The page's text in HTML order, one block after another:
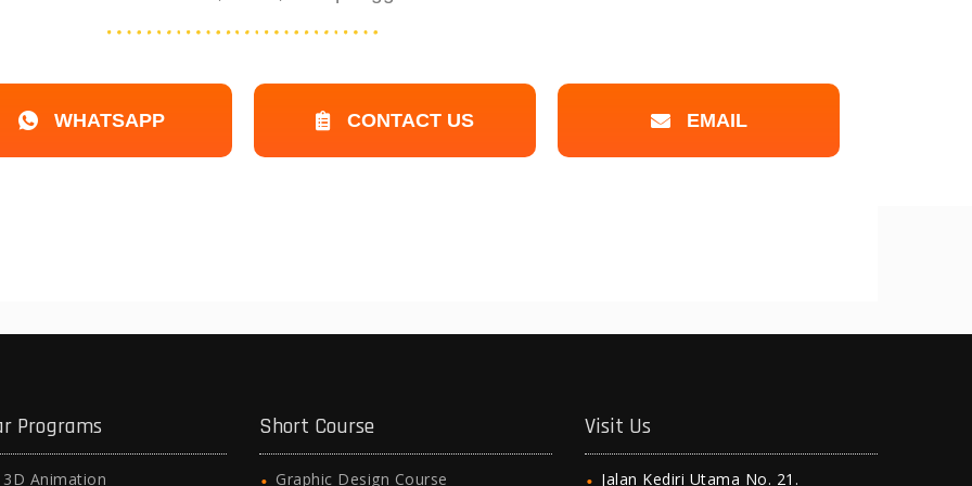
WHATSAPP CONTACT US EMAIL
Programs
Animation
Short Course
Graphic Design Course
Visit Us
Jalan Kediri Utama No. 21.